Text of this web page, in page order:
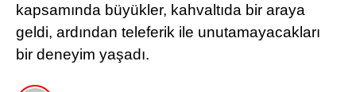
kapsamında büyükler, kahvaltıda bir araya
geldi, ardından teleferik ile unutamayacakları
bir deneyim yaşadı.